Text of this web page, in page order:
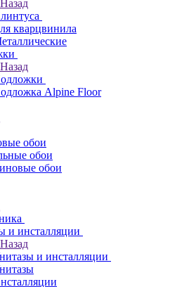
Назад
кварцвинила
Назад
Alpine Floor
обои
обои
обои
и инсталляции
Назад
и инсталляции